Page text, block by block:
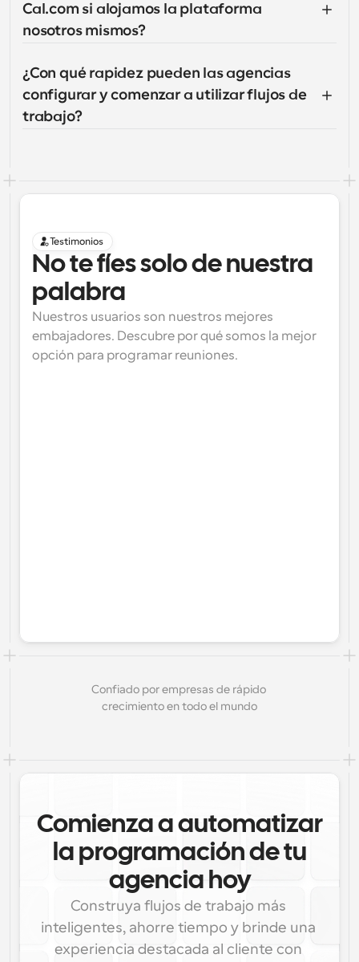
Cal.com si alojamos la plataforma
nosotros mismos?
¿Con qué rapidez pueden las agencias
configurar y comenzar a utilizar flujos de
trabajo?
Testimonios
No te fíes solo de nuestra
palabra
Nuestros usuarios son nuestros mejores
embajadores. Descubre por qué somos la mejor
opción para programar reuniones.
Confiado por empresas de rápido
crecimiento en todo el mundo
Comienza a automatizar
la programación de tu
agencia hoy
Construya flujos de trabajo más
inteligentes, ahorre tiempo y brinde una
experiencia destacada al cliente con